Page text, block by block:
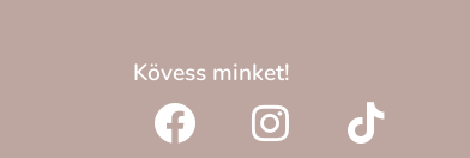
Kövess minket!